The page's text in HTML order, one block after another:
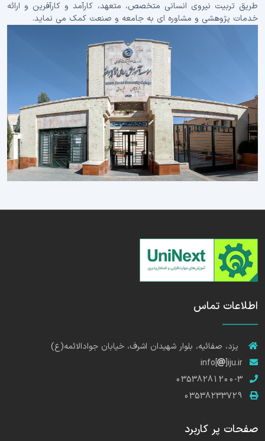
طریق تربیت نیروی انسانی متخصص، متعهد، کارآمد و کارآفرین و ارائه
خدمات پژوهشی و مشاوره ای به جامعه و صنعت کمک می نماید.
اطلاعات تماس
یزد، صفائیه، بلوار شهیدان اشرف، خیابان جوادالائمه(ع)
info[
]iju.ir
03538281200-3
03538233729
صفحات پر کاربرد